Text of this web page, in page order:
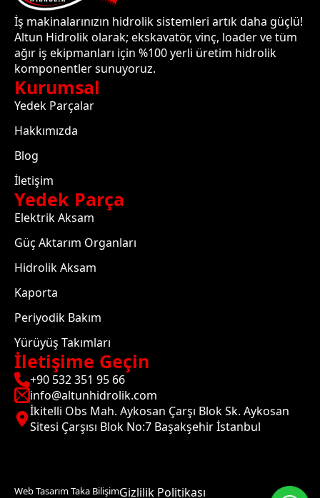
İş makinalarınızın hidrolik sistemleri artık daha güçlü!
Altun Hidrolik olarak; ekskavatör, vinç, loader ve tüm
ağır iş ekipmanları için %100 yerli üretim hidrolik
komponentler sunuyoruz.
Kurumsal
Yedek Parçalar
Hakkımızda
Blog
İletişim
Yedek Parça
Elektrik Aksam
Güç Aktarım Organları
Hidrolik Aksam
Kaporta
Periyodik Bakım
Yürüyüş Takımları
İletişime Geçin
+90 532 351 95 66
info@altunhidrolik.com
İkitelli Obs Mah. Aykosan Çarşı Blok Sk. Aykosan
Sitesi Çarşısı Blok No:7 Başakşehir İstanbul
Web Tasarım Taka BilişimGizlilik Politikası